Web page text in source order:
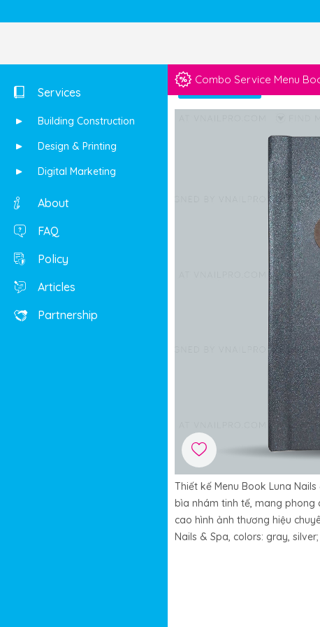
Shop
Services
Building Construction
Design & Printing
Digital Marketing
About
FAQ
Policy
Articles
Partnership
Combo Service Menu
Thiết kế Menu Book Luna
bìa nhám tinh tế, mang phong
cao hình ảnh thương hiệu
Nails & Spa, colors: gray,